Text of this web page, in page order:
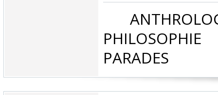
PHILOSOPHIE
PARADES‎